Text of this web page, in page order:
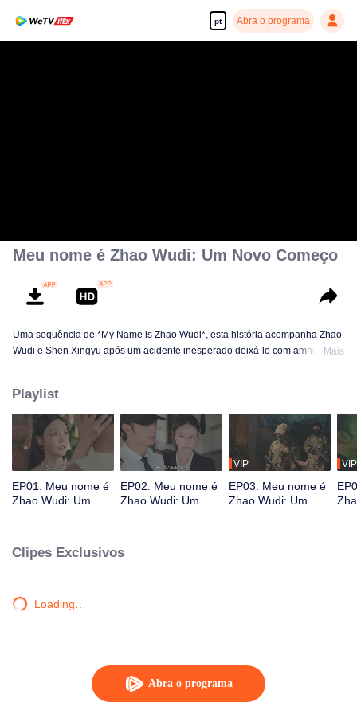
pt Abra o programa
Abra o programa
Meu nome é Zhao Wudi: Um Novo Começo
Uma sequência de *My Name is Zhao Wudi*, esta história acompanha Zhao
Wudi e Shen Xingyu após um acidente inesperado deixá-lo com amnésia e
vários oponentes perigosos. Enquanto lutam para sobreviver, Zhao Wudi
recupera suas memórias, e eles ingressam em uma vida completamente
Mais
Playlist
EP01: Meu nome é
Zhao Wudi: Um
EP02: Meu nome é
Zhao Wudi: Um
VIP
EP03: Meu nome é
Zhao Wudi: Um
VIP
Clipes Exclusivos
Loading…